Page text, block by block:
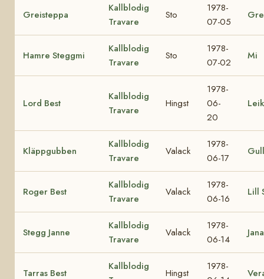
Greisteppa
Kallblodig
Travare
Sto
1978-
07-05
Hamre Steggmi
Kallblodig
Travare
Sto
1978-
07-02
Mi
Lord Best
Kallblodig
Travare
Hingst
1978-
06-
20
Kläppgubben
Kallblodig
Travare
Valack
1978-
06-17
Roger Best
Kallblodig
Travare
Valack
1978-
06-16
Lill
Stegg Janne
Kallblodig
Travare
Valack
1978-
06-14
Jana
Tarras Best
Kallblodig
Hingst
1978-